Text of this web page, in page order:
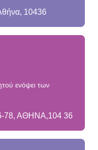
10436
ενόψει των
78, ΑΘΗΝΑ,104 36